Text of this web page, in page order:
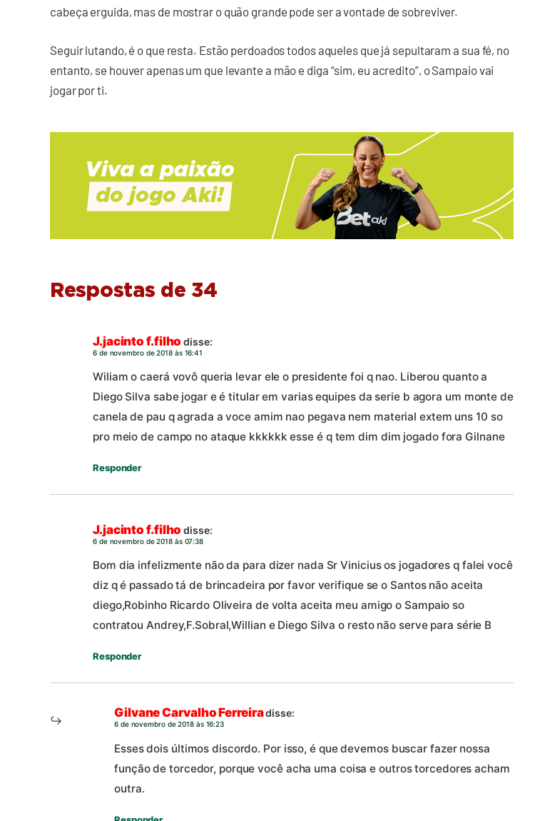
cabeça erguida, mas de mostrar o quão grande pode ser a vontade de sobreviver.
Seguir lutando, é o que resta. Estão perdoados todos aqueles que já sepultaram a sua fé, no
entanto, se houver apenas um que levante a mão e diga “sim, eu acredito”, o Sampaio vai
jogar por ti.
Respostas de 34
J.jacinto f.filho disse:
6 de novembro de 2018 às 16:41
Wiliam o caerá vovô queria levar ele o presidente foi q nao. Liberou quanto a
Diego Silva sabe jogar e é titular em varias equipes da serie b agora um monte de
canela de pau q agrada a voce amim nao pegava nem material extem uns 10 so
pro meio de campo no ataque kkkkkk esse é q tem dim dim jogado fora Gilnane
Responder
J.jacinto f.filho disse:
6 de novembro de 2018 às 07:38
Bom dia infelizmente não da para dizer nada Sr Vinicius os jogadores q falei você
diz q é passado tá de brincadeira por favor verifique se o Santos não aceita
diego,Robinho Ricardo Oliveira de volta aceita meu amigo o Sampaio so
contratou Andrey,F.Sobral,Willian e Diego Silva o resto não serve para série B
Responder
Gilvane Carvalho Ferreiradisse:
6 de novembro de 2018 às 16:23
Esses dois últimos discordo. Por isso, é que devemos buscar fazer nossa
função de torcedor, porque você acha uma coisa e outros torcedores acham
outra.